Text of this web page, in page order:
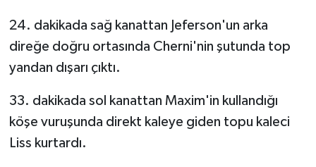
24. dakikada sağ kanattan Jeferson'un arka
direğe doğru ortasında Cherni'nin şutunda top
yandan dışarı çıktı.
33. dakikada sol kanattan Maxim'in kullandığı
köşe vuruşunda direkt kaleye giden topu kaleci
Liss kurtardı.